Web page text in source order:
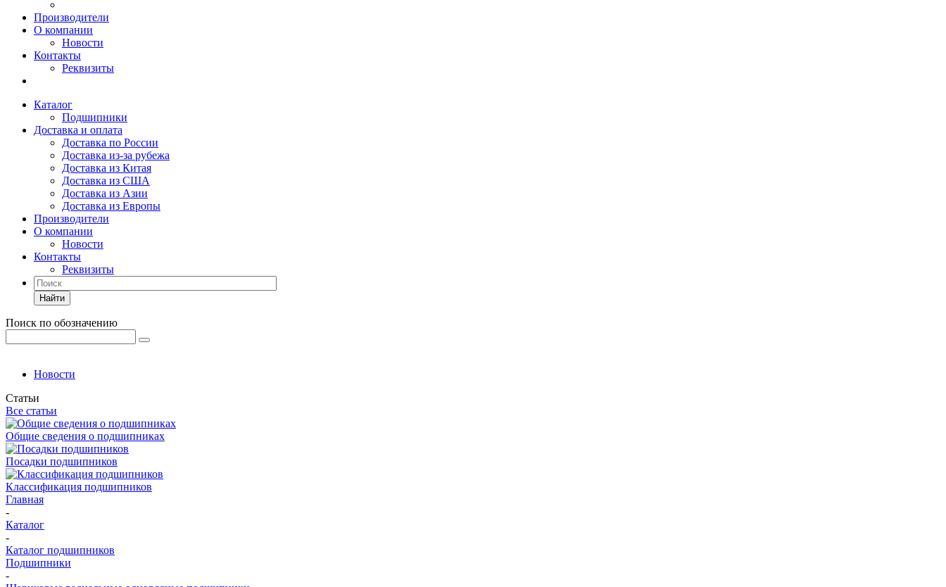
Производители
О компании
Новости
Контакты
Реквизиты
Каталог
Подшипники
Доставка и оплата
Доставка по России
Доставка из-за рубежа
Доставка из Китая
Доставка из США
Доставка из Азии
Доставка из Европы
Производители
О компании
Новости
Контакты
Реквизиты
Найти
Поиск по обозначению
Новости
Статьи
Все статьи
Общие сведения о подшипниках
Посадки подшипников
Классификация подшипников
Главная
-
Каталог
-
Каталог подшипников
Подшипники
-